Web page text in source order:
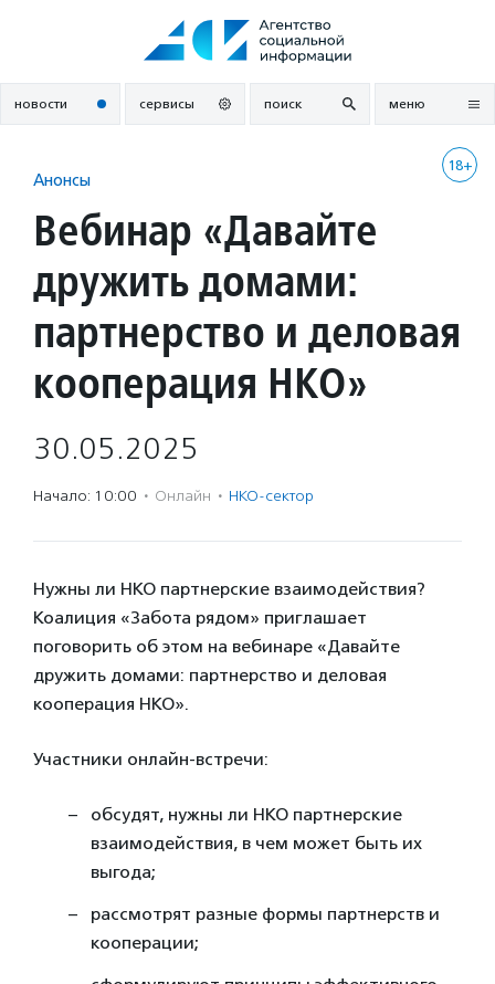
новости сервисы поиск меню
18+
Анонсы
Вебинар «Давайте
дружить домами:
партнерство и деловая
кооперация НКО»
30.05.2025
Начало: 10:00 · Онлайн · НКО-сектор
Нужны ли НКО партнерские взаимодействия?
Коалиция «Забота рядом» приглашает
поговорить об этом на вебинаре «Давайте
дружить домами: партнерство и деловая
кооперация НКО».
Участники онлайн-встречи:
обсудят, нужны ли НКО партнерские
взаимодействия, в чем может быть их
выгода;
рассмотрят разные формы партнерств и
кооперации;